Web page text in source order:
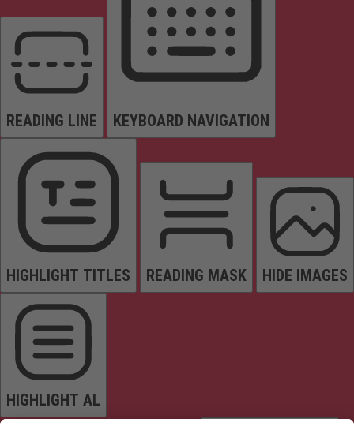
READING LINE KEYBOARD NAVIGATION
HIGHLIGHT TITLES READING MASK HIDE IMAGES
HIGHLIGHT AL